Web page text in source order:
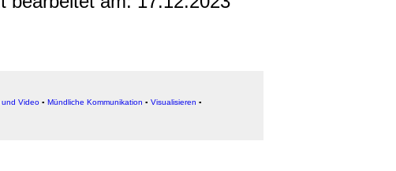
und Video ▪ Mündliche Kommunikation ▪ Visualisieren ▪